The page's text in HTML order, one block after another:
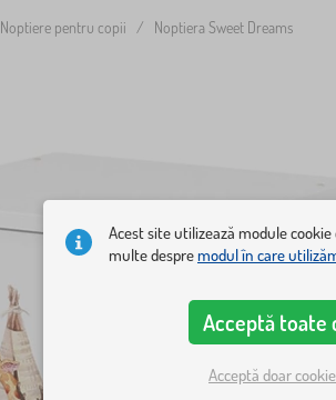
Noptiere pentru copii / Noptiera Sweet Dreams
Acest site utilizează module
multe despremodul în care
Acceptă toate
Acceptă doar